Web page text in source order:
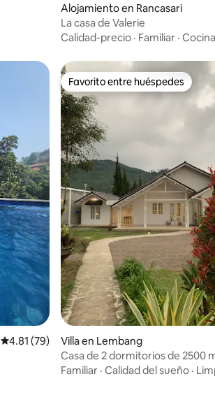
Alojamiento en Rancasari
La casa de Valerie
Calidad-precio · Familiar · Cocina
Calificación promedio: 4.81 de 5, 79 reseñas
4.81 (79)
Favorito entre huéspedes
Favorito entre huéspedes
Villa en Lembang
Casa de 2 dormitorios de 2500
cuadrados en Maribaya
Familiar · Calidad del sueño ·